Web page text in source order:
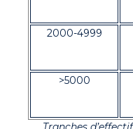
2000-4999
>5000